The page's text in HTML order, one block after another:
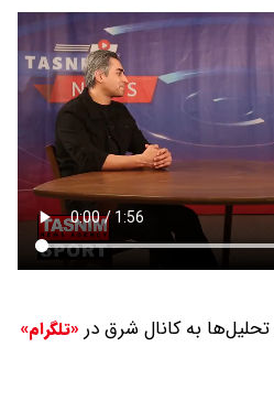
تحلیل‌ها به کانال شرق در «تلگرام»